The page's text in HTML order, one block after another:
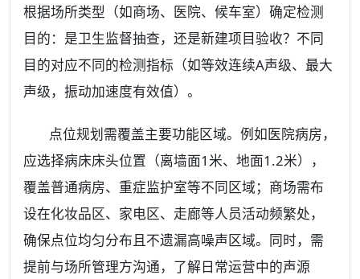
根据场所类型（如商场、医院、候车室）确定检测
目的：是卫生监督抽查，还是新建项目验收？不同
目的对应不同的检测指标（如等效连续A声级、最大
声级，振动加速度有效值）。
点位规划需覆盖主要功能区域。例如医院病房，
应选择病床床头位置（离墙面1米、地面1.2米），
覆盖普通病房、重症监护室等不同区域；商场需布
设在化妆品区、家电区、走廊等人员活动频繁处，
确保点位均匀分布且不遗漏高噪声区域。同时，需
提前与场所管理方沟通，了解日常运营中的声源